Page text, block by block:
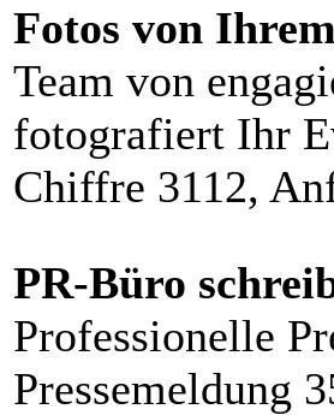
Fotos von
Team von
fotografiert Ihr
Chiffre 3112,
PR-Büro
Professionelle
Pressemeldung